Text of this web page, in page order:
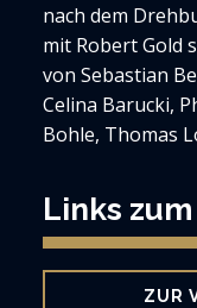
nach dem
mit Robert Gold
von Sebastian
Celina Barucki,
Bohle, Thomas
Links
ZUR